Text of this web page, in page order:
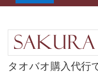
タオバオ購入代行